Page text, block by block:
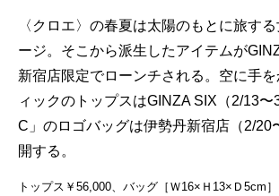
〈クロエ〉の春夏は太陽のもとに旅す
ージ。そこから派生したアイテムが
新宿店限定でローンチされる。空に手
ィックのトップスはGINZA SIX（2/13
C」のロゴバッグは伊勢丹新宿店（2/20
開する。
トップス￥56,000、バッグ［Ｗ16×Ｈ13×Ｄ5cm